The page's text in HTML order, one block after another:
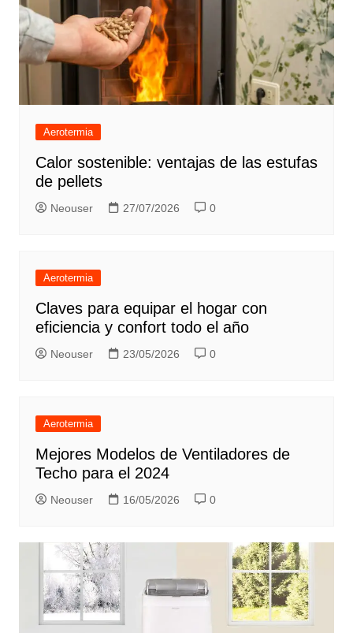
Aerotermia
Calor sostenible: ventajas de las estufas
de pellets
Neouser 27/07/2026 0
Aerotermia
Claves para equipar el hogar con
eficiencia y confort todo el año
Neouser 23/05/2026 0
Aerotermia
Mejores Modelos de Ventiladores de
Techo para el 2024
Neouser 16/05/2026 0